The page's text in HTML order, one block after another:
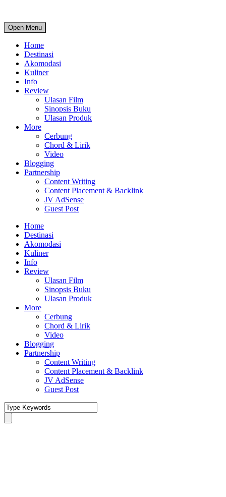
Open Menu
Home
Destinasi
Akomodasi
Kuliner
Info
Review
Ulasan Film
Sinopsis Buku
Ulasan Produk
More
Cerbung
Chord & Lirik
Video
Blogging
Partnership
Content Writing
Content Placement & Backlink
JV AdSense
Guest Post
Home
Destinasi
Akomodasi
Kuliner
Info
Review
Ulasan Film
Sinopsis Buku
Ulasan Produk
More
Cerbung
Chord & Lirik
Video
Blogging
Partnership
Content Writing
Content Placement & Backlink
JV AdSense
Guest Post